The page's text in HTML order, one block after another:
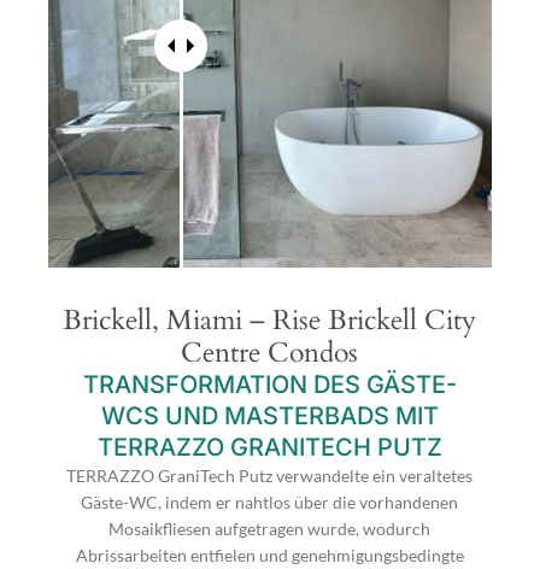
Brickell, Miami – Rise Brickell City
Centre Condos
TRANSFORMATION DES GÄSTE-
WCS UND MASTERBADS MIT
TERRAZZO GRANITECH PUTZ
TERRAZZO GraniTech Putz verwandelte ein veraltetes
Gäste-WC, indem er nahtlos über die vorhandenen
Mosaikfliesen aufgetragen wurde, wodurch
Abrissarbeiten entfielen und genehmigungsbedingte